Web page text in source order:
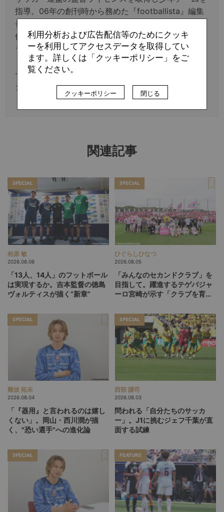
指導。06年の創刊時から務めた『footballista』編集
長を15年7月に辞し、フリーに。17年にユース指導を
休止する一方、映画関連の執筆に進出。グアルディオ
ラ、イエロ、リージョ、パコ・へメス、ブトラゲーニ
ョ、メンディリバル、セティエン、アベラルド、マル
セリーノ、モンチ、エウセビオら一家言ある人へイン
タビュー経験多数。
関連記事
SPECIAL
柏原 敏
2026.08.06
「13人、14人」のフットボール
は実現するか。吉本監督の徳島
ヴォルティスが描く“新章”
SPECIAL
ひぐらしひなつ
2026.08.05
「みんなのセカンドクラブ」を
目指して。躍進するテゲバジャ
ーロ宮崎が示す「クラブを育て
SPECIAL
難波 拓未
2026.08.04
「『器用』と言われるのは嬉し
くない」。岡山・西川潤が描
く、"恐い選手"への進化論
SPECIAL
西部 謙司
2026.08.03
問われる「自分たちのサッカ
ー」。J1に挑むジェフ千葉が直
面する試練
SPECIAL FEATURE
利用分析および広告配信等のためにクッキ
ーを利用してアクセスデータを取得してい
ます。詳しくは「クッキーポリシー」をご
覧ください。
クッキーポリシー 閉じる